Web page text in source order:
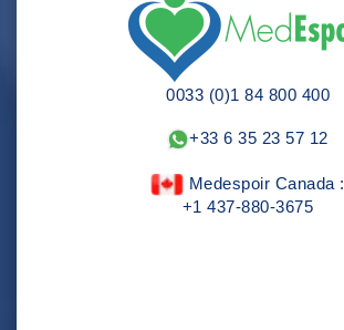
0033 (0)1 84 800 400
+33 6 35 23 57 12
Medespoir Canada :
+1 437-880-3675